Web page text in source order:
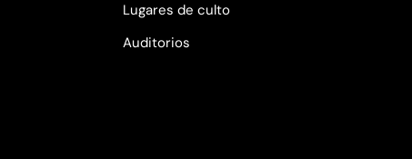
Lugares de culto
Auditorios